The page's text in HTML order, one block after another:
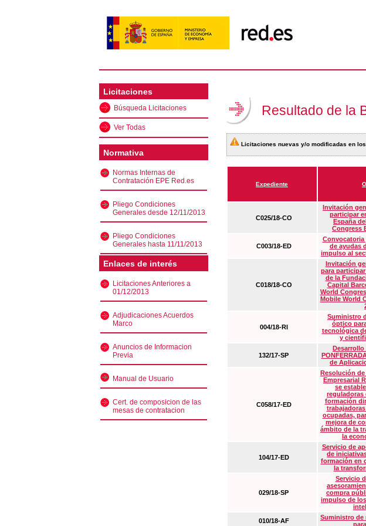
Licitaciones
Búsqueda Licitaciones
Ver Todas
Normativa
Normas Internas de
Contratación EPE Red.es
Pliego Condiciones
Generales desde 12/11/2013
Pliego Condiciones
Generales hasta 11/11/2013
Enlaces de interés
Licitaciones Anteriores a
01/12/2013
Adjudicaciones Acuerdos
Marco
Anuncios de Informacion
Previa
Manual de Usuario
Cert. de composicion de las
mesas de contratacion
Resultado de la
Licitaciones nuevas y/o modificadas en los
Expediente
C025/18-CO
Invitación
participar
España
Congress
C003/18-ED
Convocatoria
de ayudas
impulso al
C018/18-CO
Invitación
para
de la
Capital
World
Mobile World
004/18-RI
Suministro
óptico
tecnológica
y
132/17-SP
Desarrollo
de
C058/17-ED
Resolución
Empresarial
se
reguladoras
formación
ocupadas,
mejora de
ámbito de la
la
104/17-ED
Servicio de
de
formación en
la
029/18-SP
Servicio
compra
impulso de
010/18-AF
Suministro de